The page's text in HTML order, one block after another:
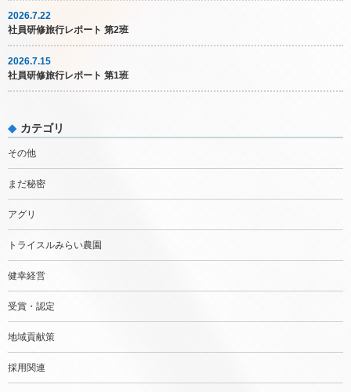
2026.7.22
社員研修旅行レポート 第2班
2026.7.15
社員研修旅行レポート 第1班
カテゴリ
その他
まだ秘密
アグリ
トライスルみらい農園
健幸経営
受賞・認定
地域貢献策
採用関連